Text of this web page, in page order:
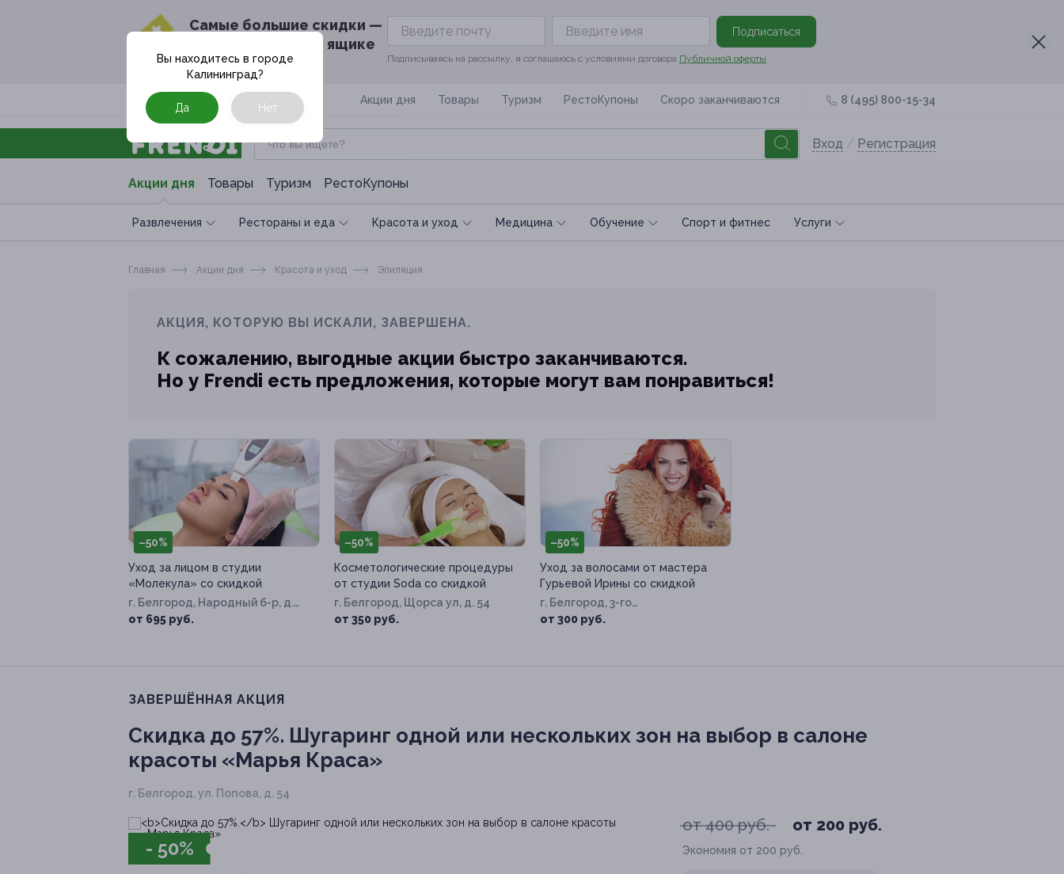
Cамые большие скидки —
в твоём почтовом ящике
Подписаться
Подписываясь на рассылку, я соглашаюсь с условиями договора Публичной оферты
Москва Акции дня Товары Туризм РестоКупоны Скоро заканчиваются 8 (495) 800-15-34
Вход / Регистрация
Акции дня Товары Туризм РестоКупоны
Развлечения Рестораны и еда Красота и уход Медицина Обучение Спoрт и фитнес Услуги
Вы находитесь в городе
Калининград?
Да Нет
Главная Акции дня Красота и уход Эпиляция
АКЦИЯ, КОТОРУЮ ВЫ ИСКАЛИ, ЗАВЕРШЕНА.
К сожалению, выгодные акции быстро заканчиваются.
Но у Frendi есть предложения, которые могут вам понравиться!
–50%
Уход за лицом в студии
«Молекула» со скидкой
г. Белгород, Народный б-р, д.
87
от 695 руб.
–50%
Косметологические процедуры
от студии Soda со скидкой
г. Белгород, Щорса ул, д. 54
от 350 руб.
–50%
Уход за волосами от мастера
Гурьевой Ирины со скидкой
г. Белгород, 3-го
Интернационала ул, д. 94
от 300 руб.
ЗАВЕРШЁННАЯ АКЦИЯ
Скидка до 57%. Шугаринг одной или нескольких зон на выбор в салоне
красоты «Марья Краса»
г. Белгород, ул. Попова, д. 54
- 50%
от 400 руб. от 200 руб.
Экономия от 200 руб.